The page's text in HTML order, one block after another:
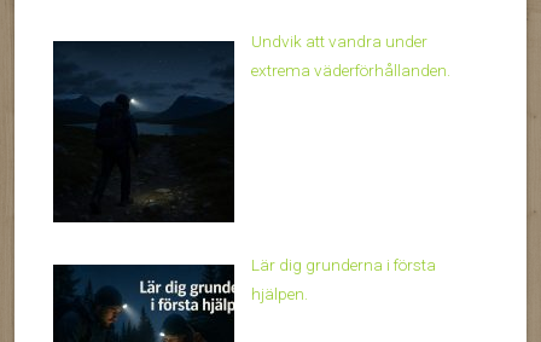
Undvik att vandra under
extrema väderförhållanden.
Lär dig grunderna i första
hjälpen.